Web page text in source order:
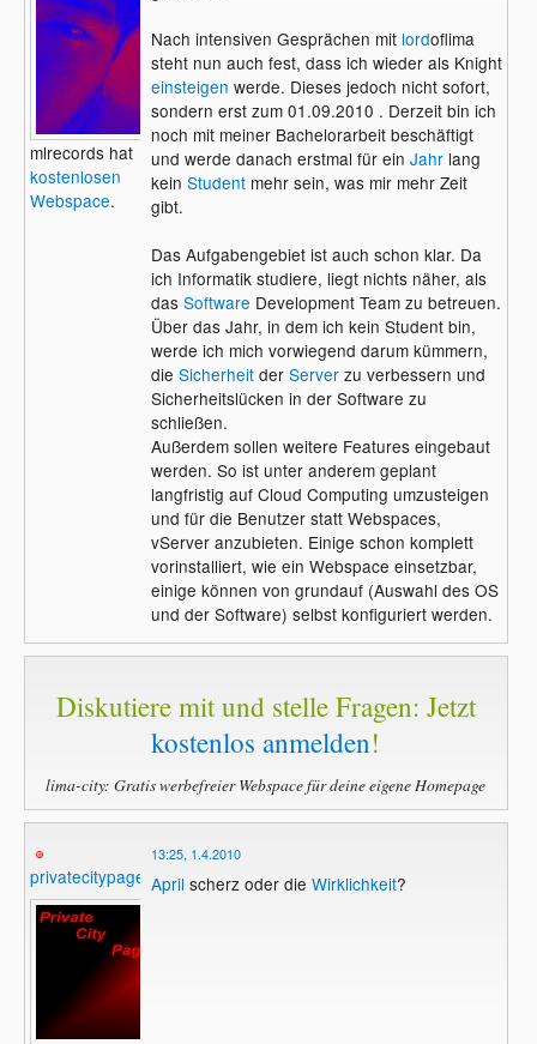
mlrecords hat
kostenlosen
Webspace.
Nach intensiven Gesprächen mit lordoflima
steht nun auch fest, dass ich wieder als Knight
einsteigen werde. Dieses jedoch nicht sofort,
sondern erst zum 01.09.2010 . Derzeit bin ich
noch mit meiner Bachelorarbeit beschäftigt
und werde danach erstmal für ein Jahrlang
kein Studentmehr sein, was mir mehr Zeit
gibt.
Das Aufgabengebiet ist auch schon klar. Da
ich Informatik studiere, liegt nichts näher, als
das Software Development Team zu betreuen.
Über das Jahr, in dem ich kein Student bin,
werde ich mich vorwiegend darum kümmern,
die Sicherheitder Serverzu verbessern und
Sicherheitslücken in der Software zu
schließen.
Außerdem sollen weitere Features eingebaut
werden. So ist unter anderem geplant
langfristig auf Cloud Computing umzusteigen
und für die Benutzer statt Webspaces,
vServer anzubieten. Einige schon komplett
vorinstalliert, wie ein Webspace einsetzbar,
einige können von grundauf (Auswahl des OS
und der Software) selbst konfiguriert werden.
Diskutiere mit und stelle Fragen: Jetzt
kostenlos anmelden!
lima-city: Gratis werbefreier Webspace für deine eigene Homepage
privatecitypage
13:25, 1.4.2010
April scherz oder die Wirklichkeit?